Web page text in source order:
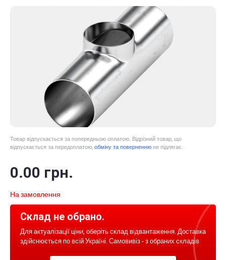
Товар відпускається за попередньою оплатою. Відрізний товар, що
відпускається за передоплатою, обміну та поверненню не підлягає.
0.00 грн.
На замовлення
Склад не обрано.
Для актуалізації ціни, оберіть склад відвантаження. Доставка
здійснюється по всій Україні. Самовивіз - з обраних складів